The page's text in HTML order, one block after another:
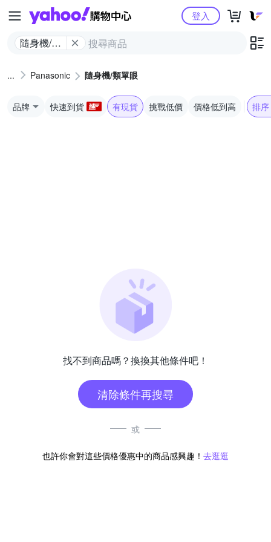
Yahoo購物中心
隨身機/類
登入
Panasonic 隨身機/類單眼
品牌 快速到貨 有現貨 挑戰低價 價格低到高 排序
找不到商品嗎？換換其他條件吧！
清除條件再搜尋
或
也許你會對這些價格優惠中的商品感興趣！ 去逛逛